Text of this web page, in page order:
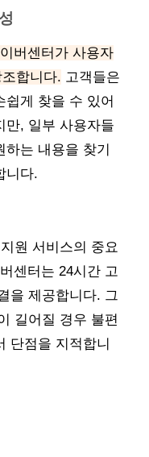
버센터가 사용자
합니다. 고객들은
쉽게 찾을 수 있어
만, 일부 사용자들
하는 내용을 찾기
니다.
원 서비스의 중요
센터는 24시간 고
을 제공합니다. 그
길어질 경우 불편
단점을 지적합니